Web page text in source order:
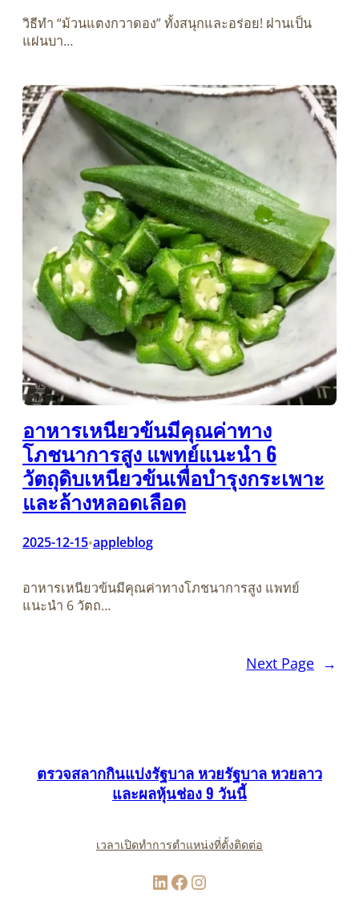
วิธีทำ “ม้วนแตงกวาดอง” ทั้งสนุกและอร่อย! ฝานเป็น
แผ่นบา…
อาหารเหนียวข้นมีคุณค่าทาง
โภชนาการสูง แพทย์แนะนำ 6
วัตถุดิบเหนียวข้นเพื่อบำรุงกระเพาะ
และล้างหลอดเลือด
2025-12-15•appleblog
อาหารเหนียวข้นมีคุณค่าทางโภชนาการสูง แพทย์
แนะนำ 6 วัตถ…
Next Page →
ตรวจสลากกินแบ่งรัฐบาล หวยรัฐบาล หวยลาว
และผลหุ้นช่อง 9 วันนี้
เวลาเปิดทำการตำแหน่งที่ตั้งติดต่อ
LinkedIn Facebook Instagram